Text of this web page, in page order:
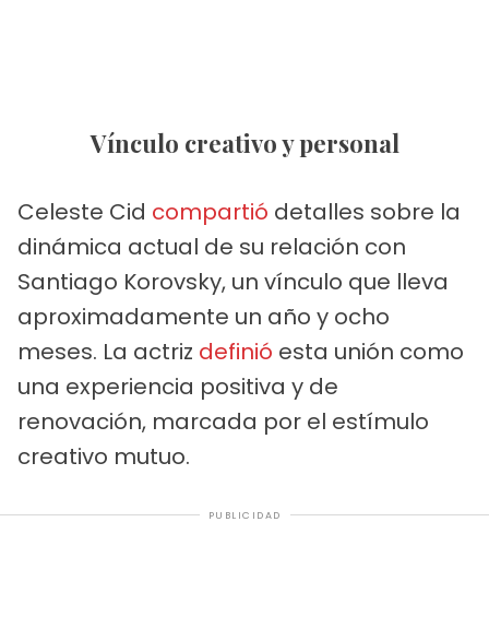
Vínculo creativo y personal
Celeste Cid compartió detalles sobre la
dinámica actual de su relación con
Santiago Korovsky, un vínculo que lleva
aproximadamente un año y ocho
meses. La actriz definió esta unión como
una experiencia positiva y de
renovación, marcada por el estímulo
creativo mutuo.
PUBLICIDAD